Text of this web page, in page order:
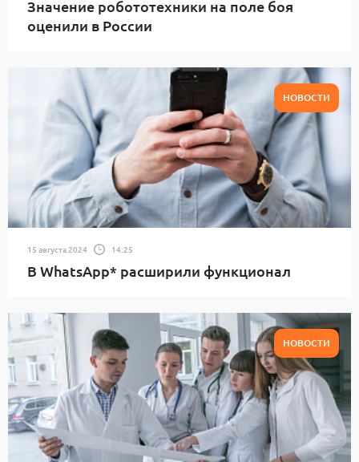
Значение робототехники на поле боя
оценили в России
НОВОСТИ
15 августа 2024 14:25
В WhatsApp* расширили функционал
НОВОСТИ